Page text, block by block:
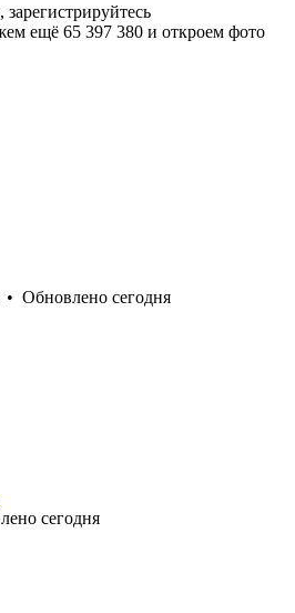
ещё 65 397 380 и откроем фото
• Обновлено сегодня
сегодня